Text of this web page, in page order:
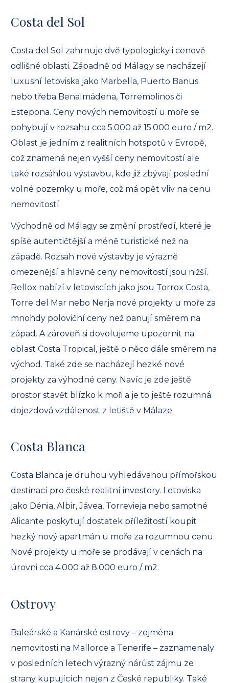
Costa del Sol
Costa del Sol zahrnuje dvě typologicky i cenově
odlišné oblasti. Západně od Málagy se nacházejí
luxusní letoviska jako Marbella, Puerto Banus
nebo třeba Benalmádena, Torremolinos či
Estepona. Ceny nových nemovitostí u moře se
pohybují v rozsahu cca 5.000 až 15.000 euro / m2.
Oblast je jedním z realitních hotspotů v Evropě,
což znamená nejen vyšší ceny nemovitostí ale
také rozsáhlou výstavbu, kde již zbývají poslední
volné pozemky u moře, což má opět vliv na cenu
nemovitostí.
Východně od Málagy se změní prostředí, které je
spíše autentičtější a méně turistické než na
západě. Rozsah nové výstavby je výrazně
omezenější a hlavně ceny nemovitostí jsou nižší.
Rellox nabízí v letoviscích jako jsou Torrox Costa,
Torre del Mar nebo Nerja nové projekty u moře za
mnohdy poloviční ceny než panují směrem na
západ. A zároveň si dovolujeme upozornit na
oblast Costa Tropical, ještě o něco dále směrem na
východ. Také zde se nacházejí hezké nové
projekty za výhodné ceny. Navíc je zde ještě
prostor stavět blízko k moři a je to ještě rozumná
dojezdová vzdálenost z letiště v Málaze.
Costa Blanca
Costa Blanca je druhou vyhledávanou přímořskou
destinací pro české realitní investory. Letoviska
jako Dénia, Albir, Jávea, Torrevieja nebo samotné
Alicante poskytují dostatek příležitostí koupit
hezký nový apartmán u moře za rozumnou cenu.
Nové projekty u moře se prodávají v cenách na
úrovni cca 4.000 až 8.000 euro / m2.
Ostrovy
Baleárské a Kanárské ostrovy – zejména
nemovitosti na Mallorce a Tenerife – zaznamenaly
v posledních letech výrazný nárůst zájmu ze
strany kupujících nejen z České republiky. Také